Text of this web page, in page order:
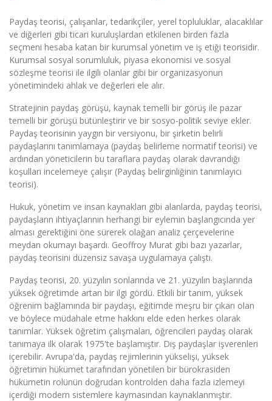
Paydaş teorisi, çalışanlar, tedarikçiler, yerel topluluklar, alacaklılar
ve diğerleri gibi ticari kuruluşlardan etkilenen birden fazla
seçmeni hesaba katan bir kurumsal yönetim ve iş etiği teorisidir.
Kurumsal sosyal sorumluluk, piyasa ekonomisi ve sosyal
sözleşme teorisi ile ilgili olanlar gibi bir organizasyonun
yönetimindeki ahlak ve değerleri ele alır.
Stratejinin paydaş görüşü, kaynak temelli bir görüş ile pazar
temelli bir görüşü bütünleştirir ve bir sosyo-politik seviye ekler.
Paydaş teorisinin yaygın bir versiyonu, bir şirketin belirli
paydaşlarını tanımlamaya (paydaş belirleme normatif teorisi) ve
ardından yöneticilerin bu taraflara paydaş olarak davrandığı
koşulları incelemeye çalışır (Paydaş belirginliğinin tanımlayıcı
teorisi).
Hukuk, yönetim ve insan kaynakları gibi alanlarda, paydaş teorisi,
paydaşların ihtiyaçlarının herhangi bir eylemin başlangıcında yer
alması gerektiğini öne sürerek olağan analiz çerçevelerine
meydan okumayı başardı. Geoffroy Murat gibi bazı yazarlar,
paydaş teorisini düzensiz savaşa uygulamaya çalıştı.
Paydaş teorisi, 20. yüzyılın sonlarında ve 21. yüzyılın başlarında
yüksek öğretimde artan bir ilgi gördü. Etkili bir tanım, yüksek
öğrenim bağlamında bir paydaşı, eğitimde meşru bir çıkarı olan
ve böylece müdahale etme hakkını elde eden herkes olarak
tanımlar. Yüksek öğretim çalışmaları, öğrencileri paydaş olarak
tanımaya ilk olarak 1975'te başlamıştır. Dış paydaşlar işverenleri
içerebilir. Avrupa'da, paydaş rejimlerinin yükselişi, yüksek
öğretimin hükümet tarafından yönetilen bir bürokrasiden
hükümetin rolünün doğrudan kontrolden daha fazla izlemeyi
içerdiği modern sistemlere kaymasından kaynaklanmıştır.